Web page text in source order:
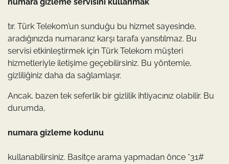
tır. Türk Telekom’un sunduğu bu hizmet sayesinde,
aradığınızda numaranız karşı tarafa yansıtılmaz. Bu
servisi etkinleştirmek için Türk Telekom müşteri
hizmetleriyle iletişime geçebilirsiniz. Bu yöntemle,
gizliliğiniz daha da sağlamlaşır.
Ancak, bazen tek seferlik bir gizlilik ihtiyacınız olabilir. Bu
durumda,
numara gizleme kodunu
kullanabilirsiniz. Basitçe arama yapmadan önce *31#